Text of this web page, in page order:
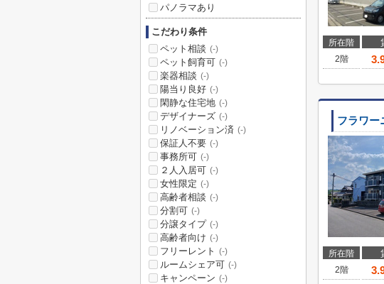
所在階
2階
フラワー
所在階
2階
パノラマあり
こだわり条件
ペット相談 (-)
ペット飼育可 (-)
楽器相談 (-)
陽当り良好 (-)
閑静な住宅地 (-)
デザイナーズ (-)
リノベーション済 (-)
保証人不要 (-)
事務所可 (-)
２人入居可 (-)
女性限定 (-)
高齢者相談 (-)
分割可 (-)
分譲タイプ (-)
高齢者向け (-)
フリーレント (-)
ルームシェア可 (-)
キャンペーン (-)